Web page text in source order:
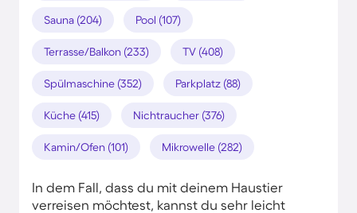
Sauna (204) Pool (107)
Terrasse/Balkon (233) TV (408)
Spülmaschine (352) Parkplatz (88)
Küche (415) Nichtraucher (376)
Kamin/Ofen (101) Mikrowelle (282)
In dem Fall, dass du mit deinem Haustier
verreisen möchtest, kannst du sehr leicht